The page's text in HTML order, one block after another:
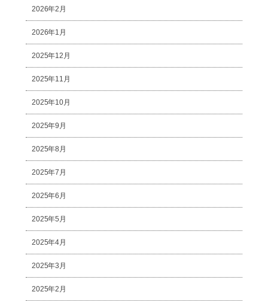
2026年2月
2026年1月
2025年12月
2025年11月
2025年10月
2025年9月
2025年8月
2025年7月
2025年6月
2025年5月
2025年4月
2025年3月
2025年2月